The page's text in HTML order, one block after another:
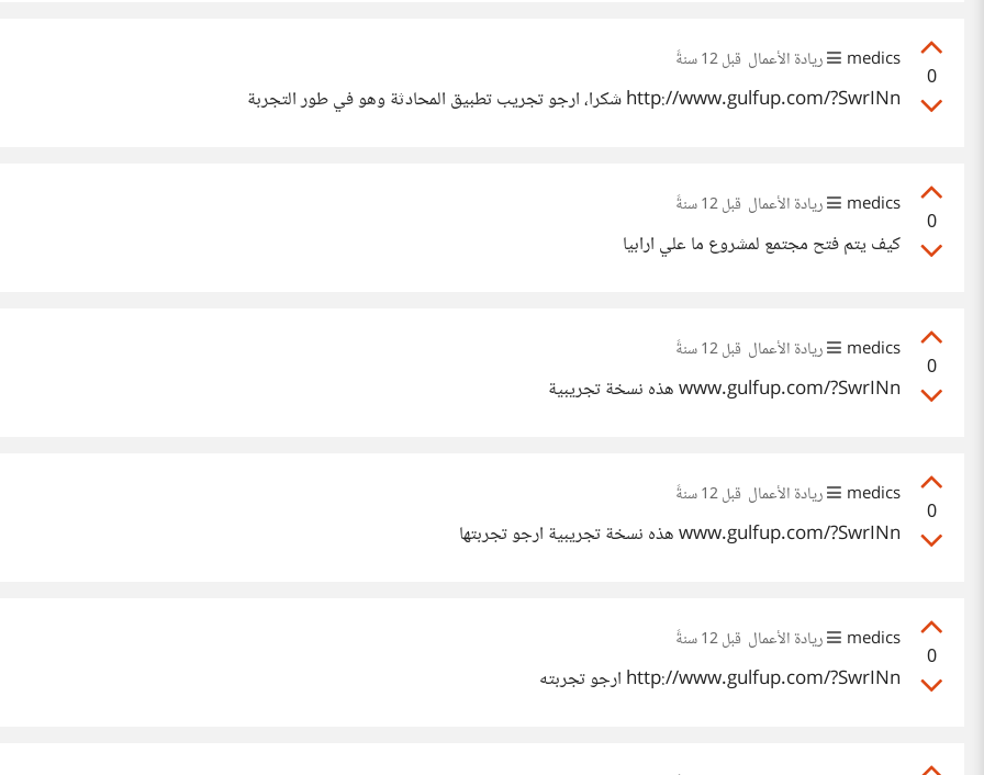
0
medics ريادة الأعمال قبل 12 سنةً
http://www.gulfup.com/?SwrINn شكرا، ارجو تجريب تطبيق المحادثة وهو في طور التجربة
0
medics ريادة الأعمال قبل 12 سنةً
كيف يتم فتح مجتمع لمشروع ما علي ارابيا
0
medics ريادة الأعمال قبل 12 سنةً
www.gulfup.com/?SwrINn هذه نسخة تجريبية
0
medics ريادة الأعمال قبل 12 سنةً
www.gulfup.com/?SwrINn هذه نسخة تجريبية ارجو تجربتها
0
medics ريادة الأعمال قبل 12 سنةً
http://www.gulfup.com/?SwrINn ارجو تجربته